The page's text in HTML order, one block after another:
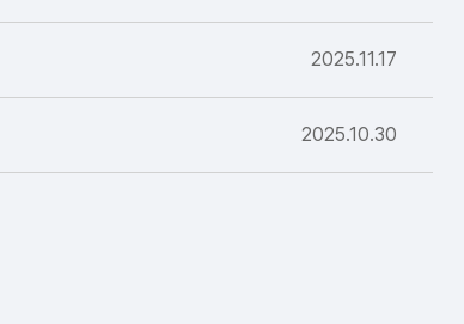
2025.11.17
2025.10.30